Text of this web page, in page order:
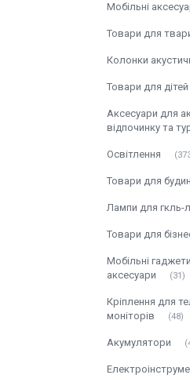
Мобільні
Товари для
Колонки
Товари для дітей
Аксесуари для
відпочинку та
Освітлення
Товари для
Лампи для гкль-
Товари для
Мобільні
аксесуари
31
Кріплення для
моніторів
48
Акумулятори